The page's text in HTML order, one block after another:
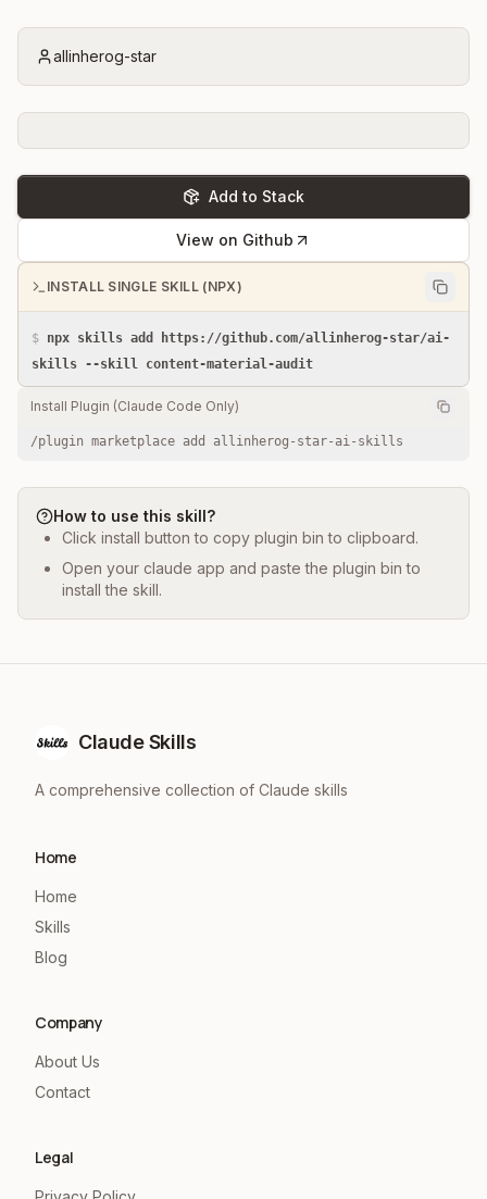
allinherog-star
Add to Stack
View on Github
INSTALL SINGLE SKILL (NPX)
$ npx skills add https://github.com/allinherog-star/ai-
skills --skill content-material-audit
Install Plugin (Claude Code Only)
/plugin marketplace add allinherog-star-ai-skills
How to use this skill?
Click install button to copy plugin bin to clipboard.
Open your claude app and paste the plugin bin to
install the skill.
Claude Skills
A comprehensive collection of Claude skills
Home
Home
Skills
Blog
Company
About Us
Contact
Legal